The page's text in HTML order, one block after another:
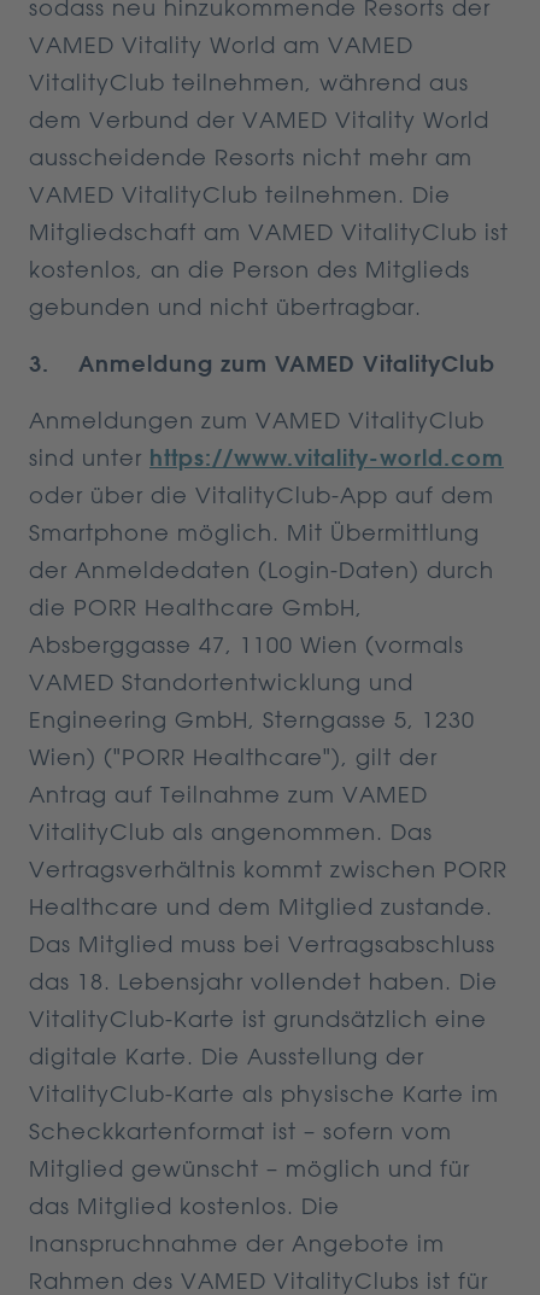
sodass neu hinzukommende Resorts der
VAMED Vitality World am VAMED
VitalityClub teilnehmen, während aus
dem Verbund der VAMED Vitality World
ausscheidende Resorts nicht mehr am
VAMED VitalityClub teilnehmen. Die
Mitgliedschaft am VAMED VitalityClub ist
kostenlos, an die Person des Mitglieds
gebunden und nicht übertragbar.
3. Anmeldung zum VAMED VitalityClub
Anmeldungen zum VAMED VitalityClub
sind unter https://www.vitality-world.com
oder über die VitalityClub-App auf dem
Smartphone möglich. Mit Übermittlung
der Anmeldedaten (Login-Daten) durch
die PORR Healthcare GmbH,
Absberggasse 47, 1100 Wien (vormals
VAMED Standortentwicklung und
Engineering GmbH, Sterngasse 5, 1230
Wien) ("PORR Healthcare"), gilt der
Antrag auf Teilnahme zum VAMED
VitalityClub als angenommen. Das
Vertragsverhältnis kommt zwischen PORR
Healthcare und dem Mitglied zustande.
Das Mitglied muss bei Vertragsabschluss
das 18. Lebensjahr vollendet haben. Die
VitalityClub-Karte ist grundsätzlich eine
digitale Karte. Die Ausstellung der
VitalityClub-Karte als physische Karte im
Scheckkartenformat ist – sofern vom
Mitglied gewünscht – möglich und für
das Mitglied kostenlos. Die
Inanspruchnahme der Angebote im
Rahmen des VAMED VitalityClubs ist für